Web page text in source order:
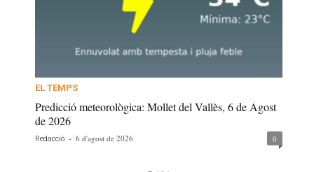
EL TEMPS
Predicció meteorològica: Mollet del Vallès, 6 de Agost
de 2026
Redacció - 6 d'agost de 2026 0